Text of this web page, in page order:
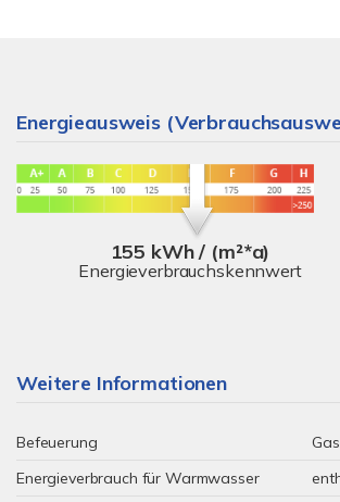
Energieausweis
155 kWh / (m²*a)
Energieverbrauchskennwert
Weitere Informationen
Befeuerung
Gas
Energieverbrauch für Warmwasser